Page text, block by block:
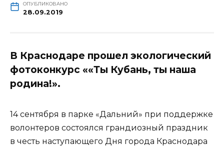
ОПУБЛИКОВАНО
28.09.2019
В Краснодаре прошел экологический
фотоконкурс ««Ты Кубань, ты наша
родина!».
14 сентября в парке «Дальний» при поддержке
волонтеров состоялся грандиозный праздник
в честь наступающего Дня города Краснодара